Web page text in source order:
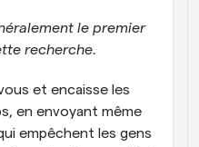
le premier
recherche.
et encaisse les
en envoyant même
empêchent les gens